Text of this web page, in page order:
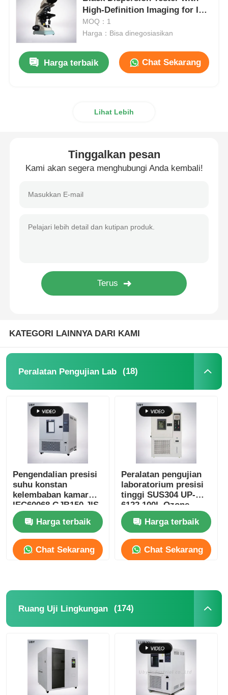
Mesin Uji Dampak
mesin pengujian abrasi
Peralatan pengujian bahan bangunan
Pengontrol Suhu Dan Kelembapan
High-Definition Imaging for ISO
11345 Compliant Polymer
Material Analysis
MOQ：1
Harga：Bisa dinegosiasikan
Harga terbaik Chat Sekarang
Lihat Lebih
Tinggalkan pesan
Kami akan segera menghubungi Anda kembali!
KATEGORI LAINNYA DARI KAMI
Peralatan Pengujian Lab (18)
Pengendalian presisi
suhu konstan
kelembaban kamar
IEC60068 GJB150 JIS
C60068
Harga terbaik
Chat Sekarang
Peralatan pengujian
laboratorium presisi
tinggi SUS304 UP-
6122 100L Ozone
Aging Test Chamber
Harga terbaik
Chat Sekarang
Ruang Uji Lingkungan (174)